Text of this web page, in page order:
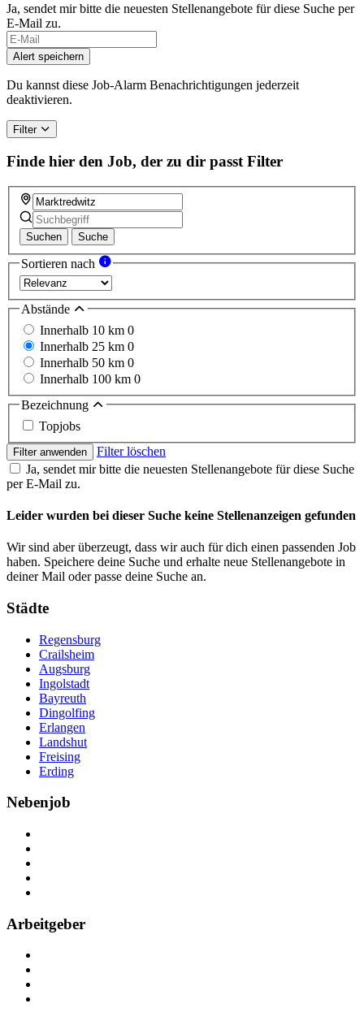
Ja, sendet mir bitte die neuesten Stellenangebote für diese Suche per
E-Mail zu.
If
you
are
a
human,
this
field
Alert speichern
Du kannst diese Job-Alarm Benachrichtigungen jederzeit
deaktivieren.
Filter
Finde hier den Job, der zu dir passt Filter
Suchen Suche
Sortieren nach
Abstände
Innerhalb 10 km 0
Innerhalb 25 km 0
Innerhalb 50 km 0
Innerhalb 100 km 0
Bezeichnung
Topjobs
Filter anwenden
Filter löschen
Ja, sendet mir bitte die neuesten Stellenangebote für diese Suche
per E-Mail zu.
Leider wurden bei dieser Suche keine Stellenanzeigen gefunden
Wir sind aber überzeugt, dass wir auch für dich einen passenden Job
haben. Speichere deine Suche und erhalte neue Stellenangebote in
deiner Mail oder passe deine Suche an.
Städte
Regensburg
Crailsheim
Augsburg
Ingolstadt
Bayreuth
Dingolfing
Erlangen
Landshut
Freising
Erding
Nebenjob
Arbeitgeber